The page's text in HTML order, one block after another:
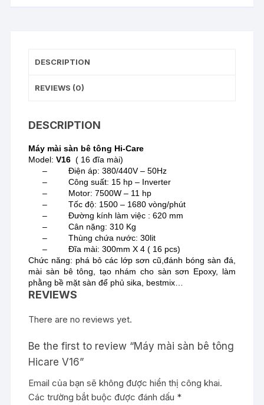
DESCRIPTION
REVIEWS (0)
DESCRIPTION
Máy mài sàn bê tông Hi-Care
Model:V16( 16 đĩa mài)
– Điện áp: 380/440V – 50Hz
– Công suất: 15 hp – Inverter
– Motor: 7500W – 11 hp
– Tốc độ: 1500 – 1680 vòng/phút
– Đường kính làm việc : 620 mm
– Cân nặng: 310 Kg
– Thùng chứa nước: 30lit
– Đĩa mài: 300mm X 4 ( 16 pcs)
Chức năng: phá bỏ các lớp sơn cũ,đánh bóng sàn đá,
mài sàn bê tông, tạo nhám cho sàn sơn Epoxy, làm
phằng bề mặt sàn để phủ sika, bestmix…
REVIEWS
There are no reviews yet.
Be the first to review “Máy mài sàn bê tông
Hicare V16”
Email của bạn sẽ không được hiển thị công khai.
Các trường bắt buộc được đánh dấu *